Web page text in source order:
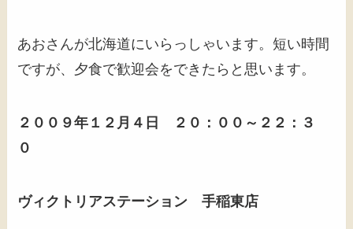
あおさんが北海道にいらっしゃいます。短い時間
ですが、夕食で歓迎会をできたらと思います。
２００９年１２月４日 ２０：００～２２：３
０
ヴィクトリアステーション 手稲東店